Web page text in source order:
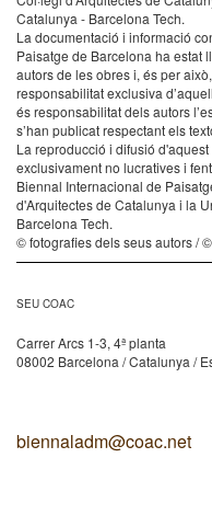
Catalunya - Barcelona Tech.
La documentació i informació
Paisatge de Barcelona ha estat
autors de les obres i, és per
responsabilitat exclusiva
és responsabilitat dels autors
s’han publicat respectant els
La reproducció i difusió
exclusivament no lucratives i
Biennal Internacional de
d'Arquitectes de Catalunya i la
Barcelona Tech.
© fotografies dels seus autors /
SEU COAC
Carrer Arcs 1-3, 4ª planta
08002 Barcelona / Catalunya /
biennaladm@coac.net